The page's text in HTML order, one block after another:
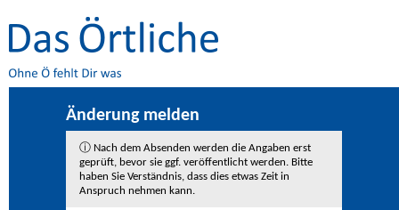
Änderung melden
ⓘ Nach dem Absenden werden die Angaben erst
geprüft, bevor sie ggf. veröffentlicht werden. Bitte
haben Sie Verständnis, dass dies etwas Zeit in
Anspruch nehmen kann.